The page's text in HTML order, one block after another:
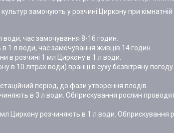
замочують у розчині Циркону при кімнатній
води, час замочування 8-16 годин.
1 л води, час замочування живців 14 годин.
в розчині 1 мл Циркону в 1 л води.
10 літрах води) вранці в суху безвітряну
період, до фази утворення плодів.
в 3 л води. Обприскування рослин
Циркону розчиняють в 1 л води. Обприскування